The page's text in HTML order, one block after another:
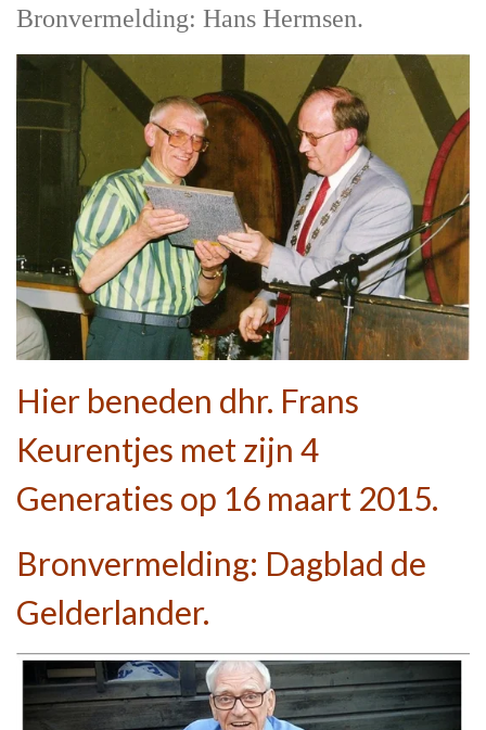
Bronvermelding: Hans Hermsen.
Hier beneden dhr. Frans
Keurentjes met zijn 4
Generaties op 16 maart 2015.
Bronvermelding: Dagblad de
Gelderlander.